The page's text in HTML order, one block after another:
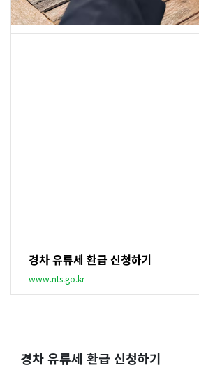
경차 유류세 환급 신청하기
www.nts.go.kr
경차 유류세 환급 신청하기